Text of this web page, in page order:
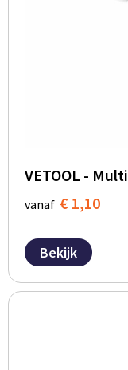
VETOOL -
vanaf € 1,10
Bekijk